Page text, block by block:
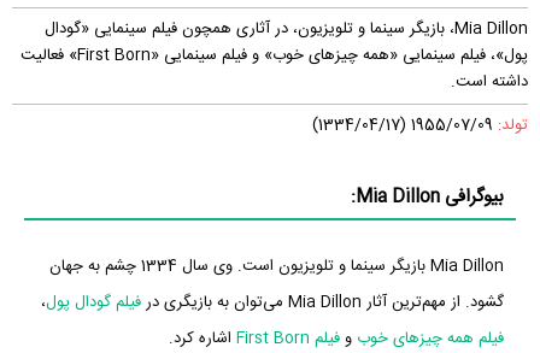
Mia Dillon، بازیگر سینما و تلویزیون، در آثاری همچون فیلم سینمایی «گودال
پول»، فیلم سینمایی «همه چیزهای خوب» و فیلم سینمایی «First Born» فعالیت
داشته است.
تولد:
بیوگرافی Mia Dillon:
Mia Dillon بازیگر سینما و تلویزیون است. وی سال 1334 چشم به جهان
گشود. از مهم‌ترین آثار Mia Dillon می‌توان به بازیگری در
فیلم گودال پول،
فیلم همه چیزهای خوب وفیلم First Born
اشاره کرد.